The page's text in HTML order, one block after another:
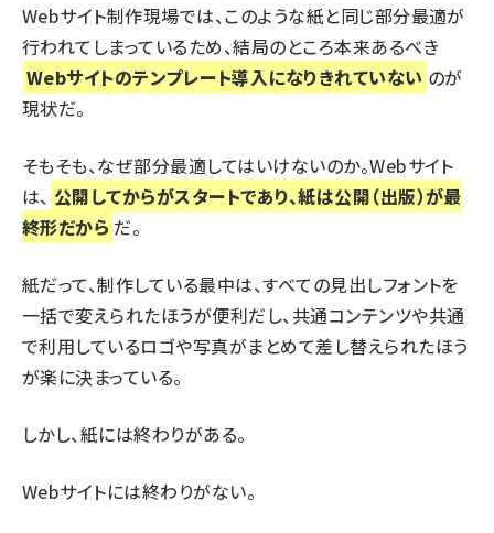
Webサイト制作現場では、このような紙と同じ部分最適が
行われてしまっているため、結局のところ本来あるべき
Webサイトのテンプレート導入になりきれていない のが
現状だ。
そもそも、なぜ部分最適してはいけないのか。Webサイト
は、 公開してからがスタートであり、紙は公開（出版）が最
終形だから だ。
紙だって、制作している最中は、すべての見出しフォントを
一括で変えられたほうが便利だし、共通コンテンツや共通
で利用しているロゴや写真がまとめて差し替えられたほう
が楽に決まっている。
しかし、紙には終わりがある。
Webサイトには終わりがない。